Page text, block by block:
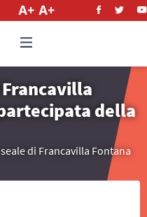
della
di Francavilla Fontana